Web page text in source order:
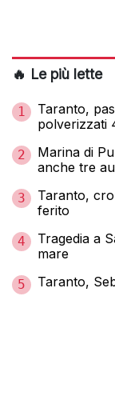
🔥 Le più lette
1
Taranto,
polverizzati
2
Marina di
anche tre
3
Taranto,
ferito
4
Tragedia a
mare
5 Taranto,